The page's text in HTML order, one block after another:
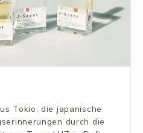
Tokio, die japanische
durch die